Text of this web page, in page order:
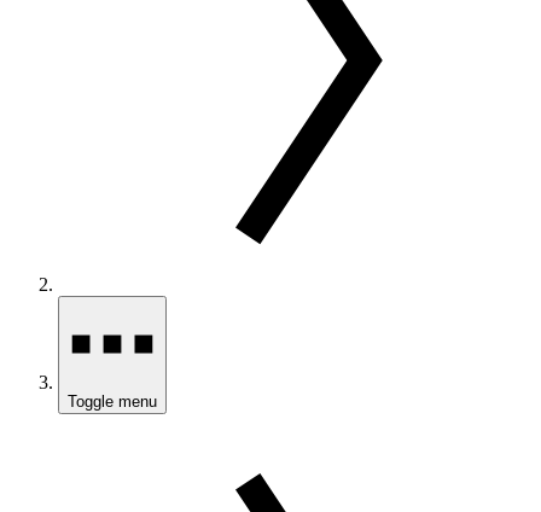
Toggle menu